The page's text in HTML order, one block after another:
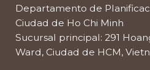
Departamento de
Ciudad de Ho Chi Minh
Sucursal principal: 291
Ward, Ciudad de HCM,